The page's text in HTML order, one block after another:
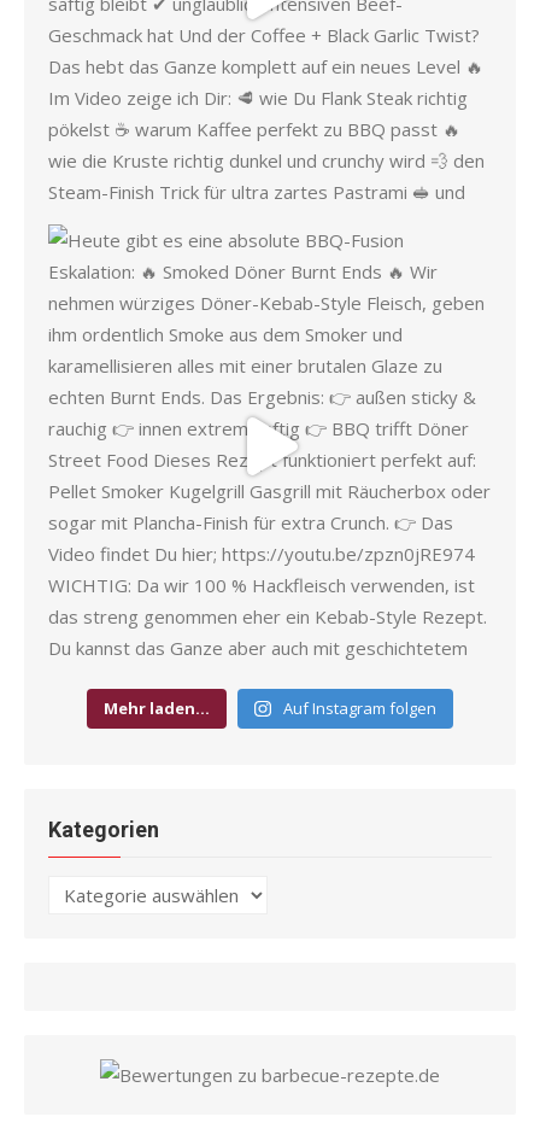
Mehr laden… Auf Instagram folgen
Kategorien
Kategorien